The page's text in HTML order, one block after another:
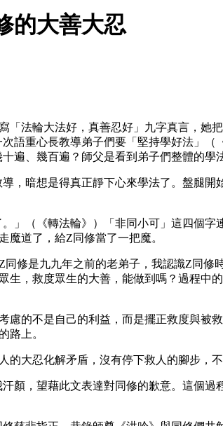
的大善大忍
「法輪大法好，真善忍好」九字真言，
語重心長教導弟子們要「堅持學好法」
遍、幾百遍？師父是看到弟子們整體的
，暗想是得真正靜下心來學法了。盤腿
。」（《轉法輪》）「非同小可」這四個
魔道了，給Z同修當了一把魔。
修是九九年之前的老弟子，我認識Z同
生，救度眾生的大善，能做到嗎？過程
慮的不是自己的利益，而是擺正救度與
路上。
的大忍化解矛盾，沒有停下救人的腳步，
顏，望藉此文表達對同修的歉意。這個